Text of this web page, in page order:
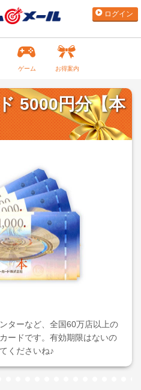
ログイン
ゲーム お得案内
5000円分【本
ターなど、全国60万店以上の
ードです。有効期限はないの
くださいね♪